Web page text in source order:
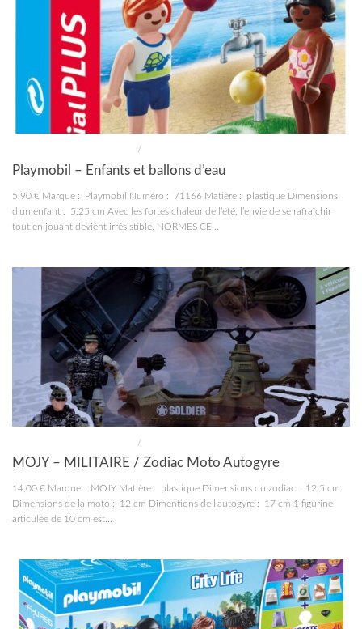
/
Playmobil – Enfants et ballons d’eau
5,90 € Marque : Playmobil Numéro : 71166 Matière : plastique Dimensions
d’un enfant : 5,25 cm Avec les fortes chaleur de l’été, l’envie de se rafraîchir
tout en jouant devient irrésistible. NORMES CE...
/
MOJY – MILITAIRE / Zodiac Moto Autogyre
14,00 € Marque : MOJY Matière : plastique Dimensions du zodiac : 12,5 cm
Dimensions de la moto : 12 cm Dimentions de l’autogyre : 17 cm 1 figurine
articulée de 10 cm est...